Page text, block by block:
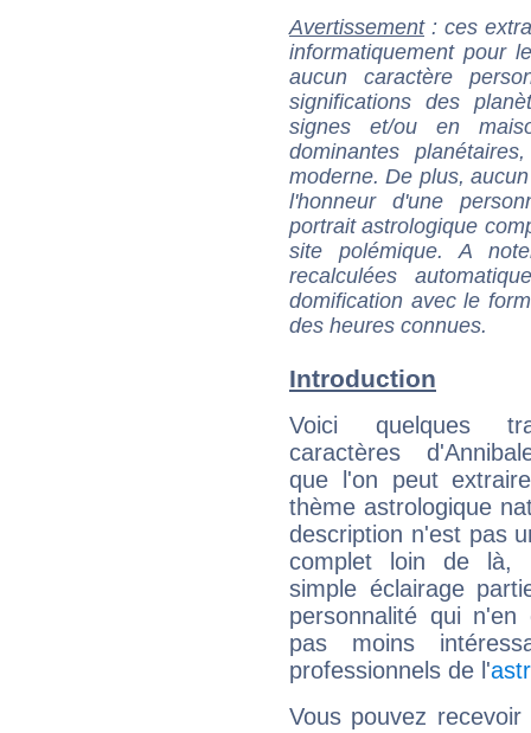
Avertissement: ces
informatiquement pour
aucun caractère
significations des
signes et/ou en
dominantes
moderne. De plus,
l'honneur d'une
portrait astrologique
site polémique. A
recalculées
domification avec le
des heures connues.
Introduction
Voici quelques
caractères
que l'on peut
thème astrologique
description n'est pas
complet loin de là,
simple éclairage
personnalité qui n'en
pas moins
professionnels de l'
Vous pouvez